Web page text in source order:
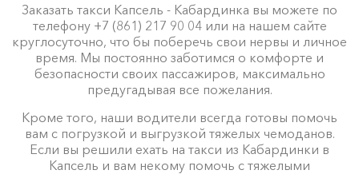
Заказать такси Капсель - Кабардинка вы можете по
телефону +7 (861) 217 90 04 или на нашем сайте
круглосуточно, что бы поберечь свои нервы и личное
время. Мы постоянно заботимся о комфорте и
безопасности своих пассажиров, максимально
предугадывая все пожелания.
Кроме того, наши водители всегда готовы помочь
вам с погрузкой и выгрузкой тяжелых чемоданов.
Если вы решили ехать на такси из Кабардинки в
Капсель и вам некому помочь с тяжелыми